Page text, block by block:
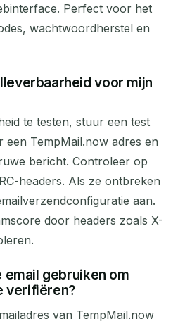
Perfect voor het
wachtwoordherstel en
voor mijn
te testen, stuur een test
een TempMail.now adres en
bericht. Controleer op
headers. Als ze ontbreken
aan.
door headers zoals X-
email gebruiken om
verifiëren?
van TempMail.now